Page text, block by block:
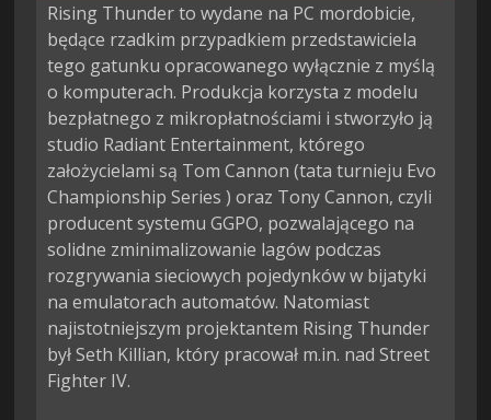
Rising Thunder to wydane na PC mordobicie,
będące rzadkim przypadkiem przedstawiciela
tego gatunku opracowanego wyłącznie z myślą
o komputerach. Produkcja korzysta z modelu
bezpłatnego z mikropłatnościami i stworzyło ją
studio Radiant Entertainment, którego
założycielami są Tom Cannon (tata turnieju Evo
Championship Series ) oraz Tony Cannon, czyli
producent systemu GGPO, pozwalającego na
solidne zminimalizowanie lagów podczas
rozgrywania sieciowych pojedynków w bijatyki
na emulatorach automatów. Natomiast
najistotniejszym projektantem Rising Thunder
był Seth Killian, który pracował m.in. nad Street
Fighter IV.